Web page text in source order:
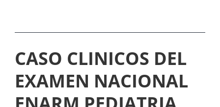
A
D
E
C
A
CASO CLINICOS DEL
EXAMEN NACIONAL